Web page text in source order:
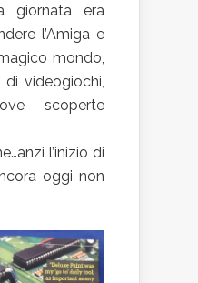
giornata era
l’Amiga e
mondo,
videogiochi,
scoperte
l’inizio di
oggi non